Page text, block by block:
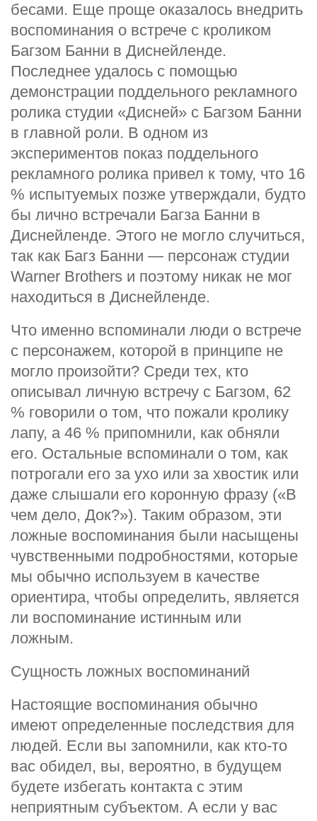
бесами. Еще проще оказалось внедрить
воспоминания о встрече с кроликом
Багзом Банни в Диснейленде.
Последнее удалось с помощью
демонстрации поддельного рекламного
ролика студии «Дисней» с Багзом Банни
в главной роли. В одном из
экспериментов показ поддельного
рекламного ролика привел к тому, что 16
% испытуемых позже утверждали, будто
бы лично встречали Багза Банни в
Диснейленде. Этого не могло случиться,
так как Багз Банни — персонаж студии
Warner Brothers и поэтому никак не мог
находиться в Диснейленде.
Что именно вспоминали люди о встрече
с персонажем, которой в принципе не
могло произойти? Среди тех, кто
описывал личную встречу с Багзом, 62
% говорили о том, что пожали кролику
лапу, а 46 % припомнили, как обняли
его. Остальные вспоминали о том, как
потрогали его за ухо или за хвостик или
даже слышали его коронную фразу («В
чем дело, Док?»). Таким образом, эти
ложные воспоминания были насыщены
чувственными подробностями, которые
мы обычно используем в качестве
ориентира, чтобы определить, является
ли воспоминание истинным или
ложным.
Сущность ложных воспоминаний
Настоящие воспоминания обычно
имеют определенные последствия для
людей. Если вы запомнили, как кто-то
вас обидел, вы, вероятно, в будущем
будете избегать контакта с этим
неприятным субъектом. А если у вас